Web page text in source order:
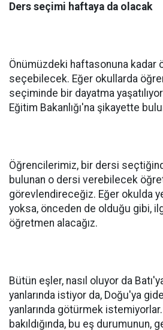
Ders seçimi haftaya da olacak
Önümüzdeki haftasonuna kadar
seçebilecek. Eğer okullarda
seçiminde bir dayatma
Eğitim Bakanlığı'na şikayette
Öğrencilerimiz, bir dersi
bulunan o dersi verebilecek
görevlendireceğiz. Eğer okulda
yoksa, önceden de olduğu gibi,
öğretmen alacağız.
Bütün eşler, nasıl oluyor da
yanlarında istiyor da, Doğu'ya
yanlarında götürmek
bakıldığında, bu eş durumunun,